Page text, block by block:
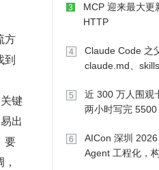
方
到
键
出
要
3
MCP 迎来最大更
HTTP
4
Claude Code 之
claude.md、
5
近 300 万人围观
两小时写完 5500
6
AICon 深圳
Agent 工程化，